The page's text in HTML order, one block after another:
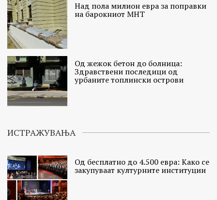
Над пола милион евра за поправки
на барокниот МНТ
Од жежок бетон до болница:
Здравствени последици од
урбаните топлински острови
ИСТРАЖУВАЊА
Од бесплатно до 4.500 евра: Како се
закупуваат културните институции